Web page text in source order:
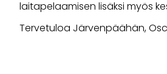
laitapelaamisen lisäksi myös
Tervetuloa Järvenpäähän,